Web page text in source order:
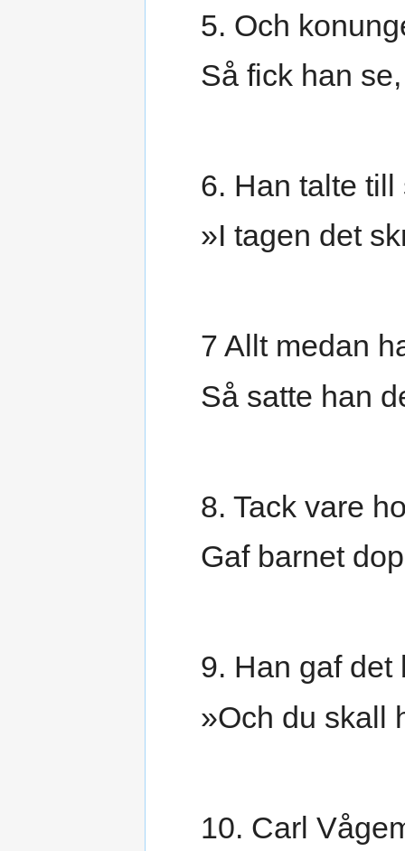
5. Och
Så fick han
6. Han talte
»I tagen det
7 Allt medan
Så satte han
8. Tack vare
Gaf barnet
9. Han gaf det
»Och du skall
10. Carl